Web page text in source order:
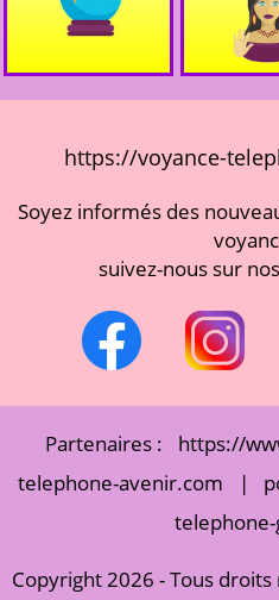
https://voyance-
Soyez informés des
suivez-nous sur
Partenaires : https://
telephone-avenir.com
|
Copyright 2026 - Tous droits